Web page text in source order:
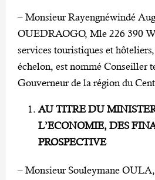
– Monsieur Rayengnéwindé
OUEDRAOGO, Mle 226 390
services touristiques et
échelon, est nommé Conseiller
Gouverneur de la région du
AU TITRE DU
L’ECONOMIE, DES
PROSPECTIVE
– Monsieur Souleymane